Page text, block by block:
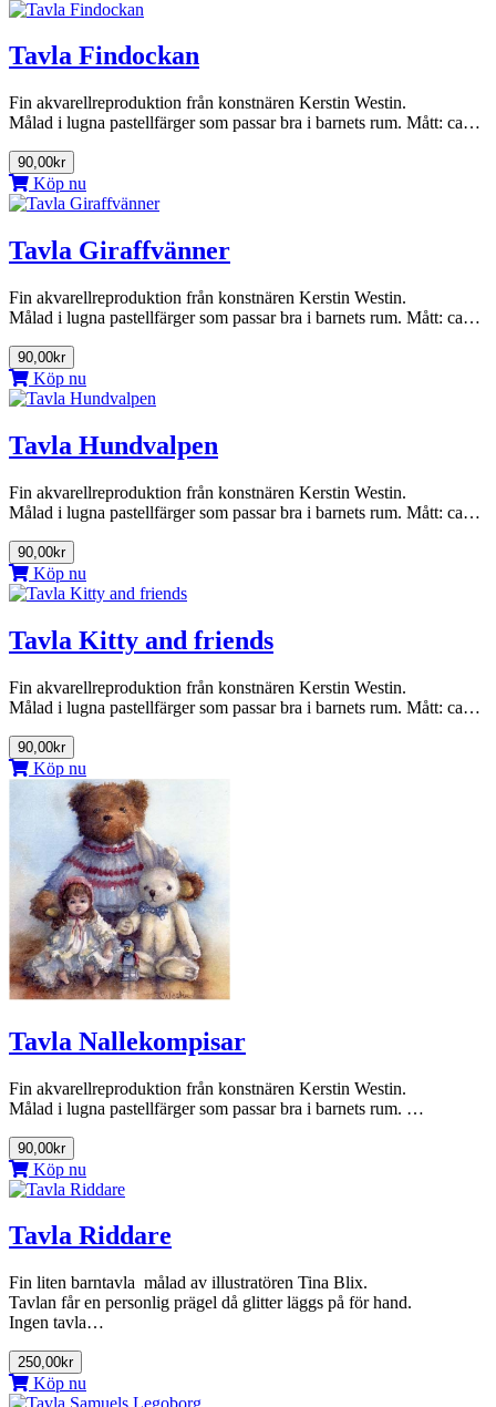
Tavla Findockan
Fin akvarellreproduktion från konstnären Kerstin Westin.
Målad i lugna pastellfärger som passar bra i barnets rum. Mått: ca…
90,00kr
Köp nu
Tavla Giraffvänner
Fin akvarellreproduktion från konstnären Kerstin Westin.
Målad i lugna pastellfärger som passar bra i barnets rum. Mått: ca…
90,00kr
Köp nu
Tavla Hundvalpen
Fin akvarellreproduktion från konstnären Kerstin Westin.
Målad i lugna pastellfärger som passar bra i barnets rum. Mått: ca…
90,00kr
Köp nu
Tavla Kitty and friends
Fin akvarellreproduktion från konstnären Kerstin Westin.
Målad i lugna pastellfärger som passar bra i barnets rum. Mått: ca…
90,00kr
Köp nu
Tavla Nallekompisar
Fin akvarellreproduktion från konstnären Kerstin Westin.
Målad i lugna pastellfärger som passar bra i barnets rum. …
90,00kr
Köp nu
Tavla Riddare
Fin liten barntavla målad av illustratören Tina Blix.
Tavlan får en personlig prägel då glitter läggs på för hand.
Ingen tavla…
250,00kr
Köp nu